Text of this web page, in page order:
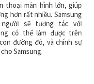
thoại màn hình lớn, giúp
hơn rất nhiều. Samsung
sẽ tương tác với
có thể làm được trên
đường đó, và chính sự
Samsung.